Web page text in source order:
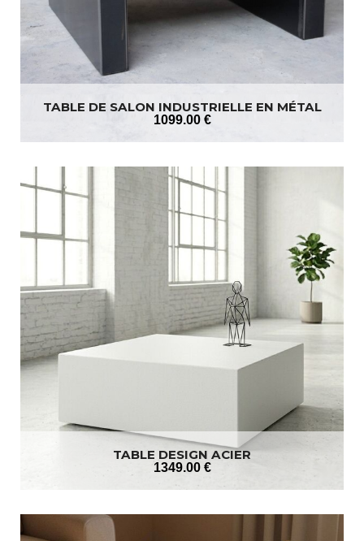
TABLE DE SALON INDUSTRIELLE EN MÉTAL
1099.00 €
TABLE DESIGN ACIER
1349.00 €